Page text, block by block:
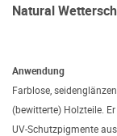
Natural
Anwendung
Farblose,
(bewitterte) Holzteile.
UV-Schutzpigmente